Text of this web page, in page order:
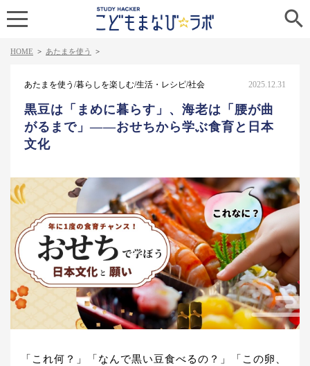

HOME > あたまを使う >
あたまを使う/暮らしを楽しむ/生活・レシピ/社会 2025.12.31
黒豆は「まめに暮らす」、海老は「腰が曲
がるまで」——おせちから学ぶ食育と日本
文化
「これ何？」「なんで黒い豆食べるの？」「この卵、